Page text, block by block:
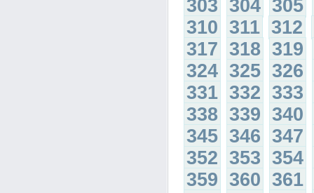
303 304 305
310 311 312
317 318 319
324 325 326
331 332 333
338 339 340
345 346 347
352 353 354
359 360 361